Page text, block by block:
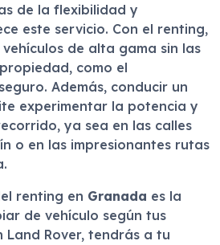
de la flexibilidad y
este servicio. Con el renting,
de alta gama sin las
como el
Además, conducir un
experimentar la potencia y
ya sea en las calles
o en las impresionantes rutas
renting en Granada es la
de vehículo según tus
Land Rover, tendrás a tu